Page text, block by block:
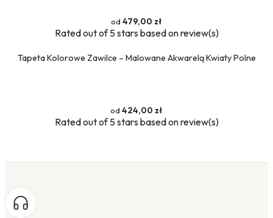
479,00 zł
Ratedout of 5 stars based onreview(s)
Tapeta Kolorowe Zawilce – Malowane Akwarelą Kwiaty Polne
424,00 zł
Ratedout of 5 stars based onreview(s)